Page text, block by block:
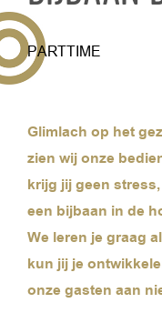
PARTTIME
Glimlach op het
zien wij onze
krijg jij geen
een bijbaan in de
We leren je graag
kun jij je
onze gasten aan